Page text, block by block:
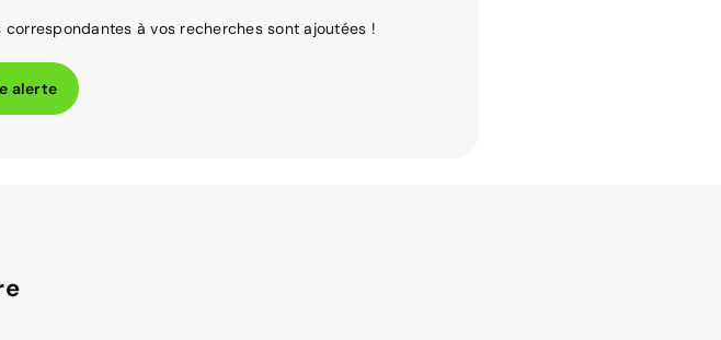
à vos recherches sont ajoutées !
alerte